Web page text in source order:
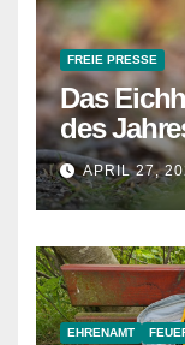
FREIE PRESSE
Das
des
APRIL 27,
EHRENAMT